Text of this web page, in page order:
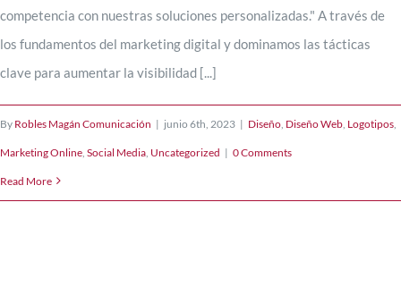
competencia con nuestras soluciones personalizadas." A través de
los fundamentos del marketing digital y dominamos las tácticas
clave para aumentar la visibilidad [...]
By Robles Magán Comunicación | junio 6th, 2023 | Diseño Diseño Web Logotipos
Marketing Online Social Media Uncategorized | 0 Comments
Read More